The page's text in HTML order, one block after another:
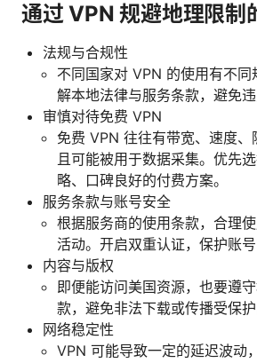
通过 VPN 规避地理限制
法规与合规性
不同国家对 VPN 的使用有不同
解本地法律与服务条款，避免违
审慎对待免费 VPN
免费 VPN 往往有带宽、速度、
且可能被用于数据采集。优先
略、口碑良好的付费方案。
服务条款与账号安全
根据服务商的使用条款，合理
活动。开启双重认证，保护账号
内容与版权
即便能访问美国资源，也要遵
款，避免非法下载或传播受保护
网络稳定性
VPN 可能导致一定的延迟波动